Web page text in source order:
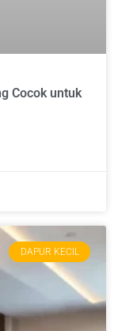
Cocok untuk
DAPUR KECIL